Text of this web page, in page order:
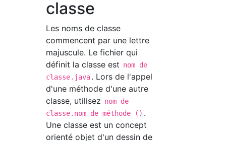
classe
Les noms de classe
commencent par une lettre
majuscule. Le fichier qui
définit la classe est nom de
classe.java. Lors de l'appel
d'une méthode d'une autre
classe, utilisez nom de
classe.nom de méthode () .
Une classe est un concept
orienté objet d'un dessin de